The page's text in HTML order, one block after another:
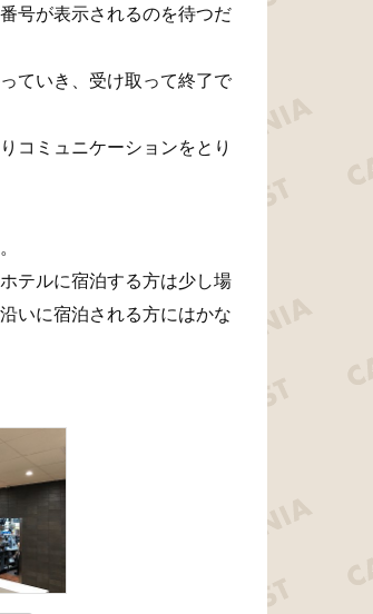
号が表示されるのを待つだ
ていき、受け取って終了で
コミュニケーションをとり
テルに宿泊する方は少し場
いに宿泊される方にはかな